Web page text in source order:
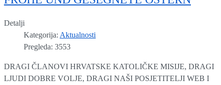
Detalji
Kategorija: Aktualnosti
Pregleda: 3553
DRAGI ČLANOVI HRVATSKE KATOLIČKE MISIJE, DRAGI
LJUDI DOBRE VOLJE, DRAGI NAŠI POSJETITELJI WEB I